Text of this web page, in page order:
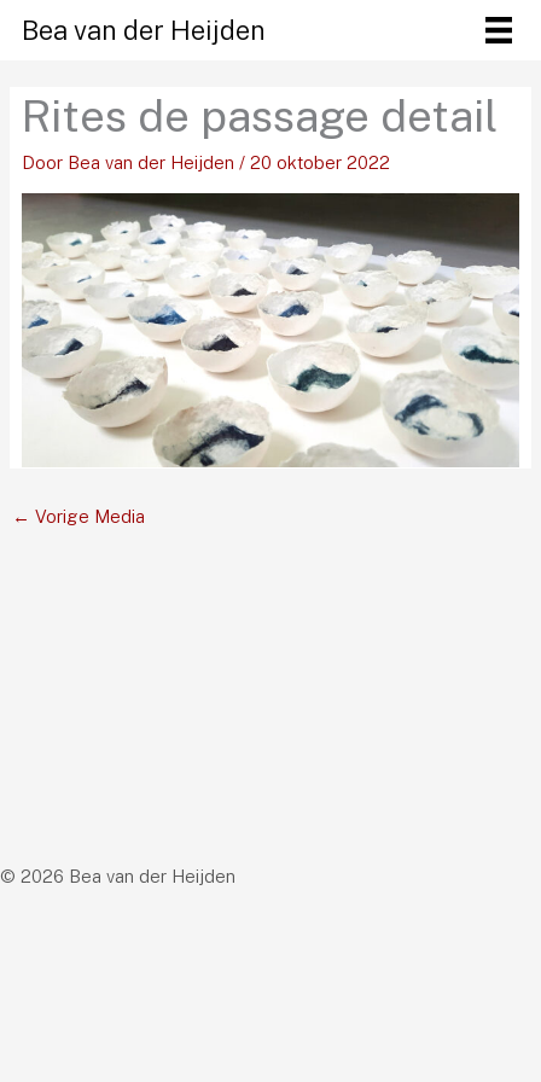
naar
inhoud
Bea van der Heijden
Rites de passage detail
Door Bea van der Heijden / 20 oktober 2022
← Vorige Media
© 2026 Bea van der Heijden